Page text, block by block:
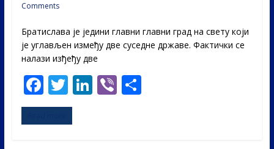
Comments
Братислава је једини главни главни град на свету који
је углављен између две суседне државе. Фактички се
налази изђеђу две
F
ac
e
T
w
itt
Li Vi S